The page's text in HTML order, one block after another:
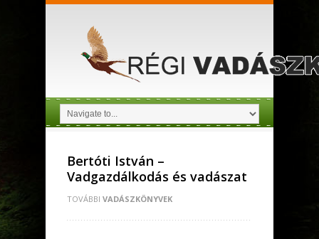
Bertóti István –
Vadgazdálkodás és vadászat
TOVÁBBI VADÁSZKÖNYVEK